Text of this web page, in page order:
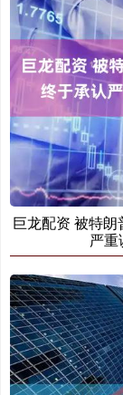
巨龙配资 被特
严